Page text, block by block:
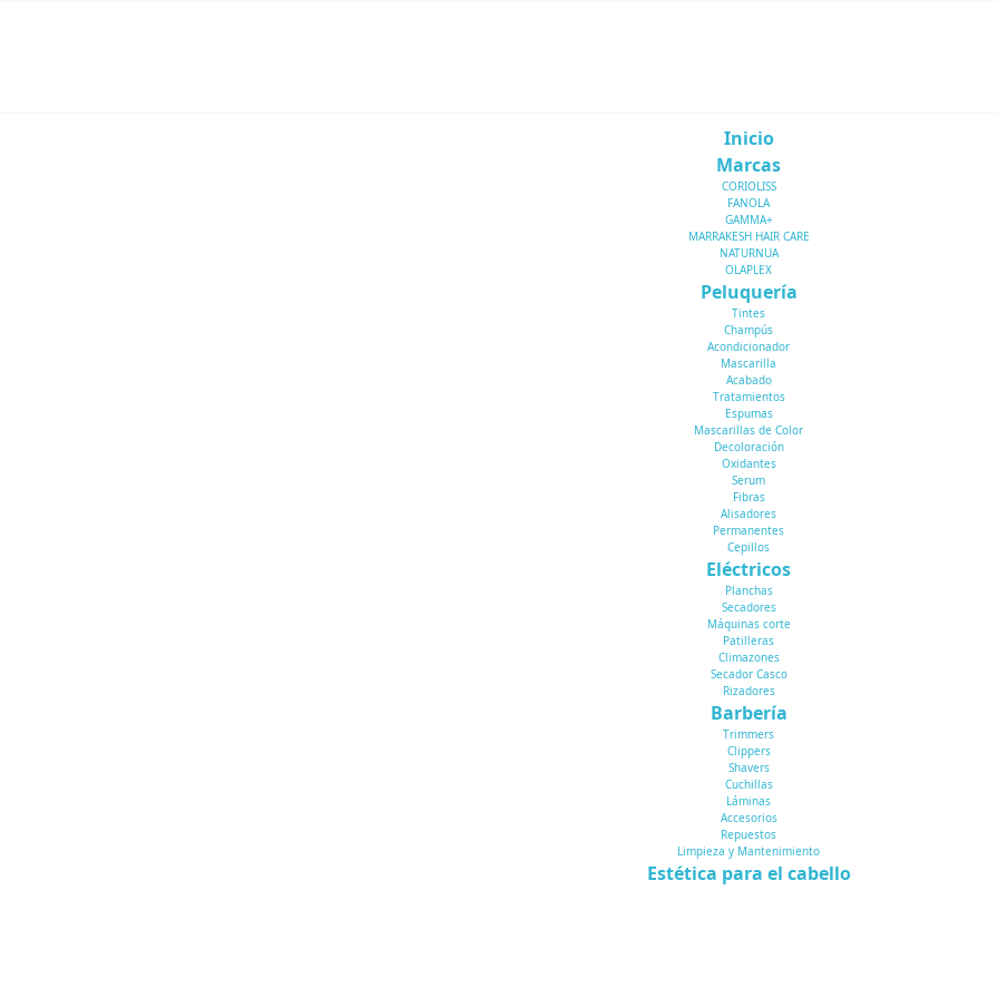
Inicio
Marcas
CORIOLISS
FANOLA
GAMMA+
MARRAKESH HAIR CARE
NATURNUA
OLAPLEX
Peluquería
Tintes
Champús
Acondicionador
Mascarilla
Acabado
Tratamientos
Espumas
Mascarillas de Color
Decoloración
Oxidantes
Serum
Fibras
Alisadores
Permanentes
Cepillos
Eléctricos
Planchas
Secadores
Máquinas corte
Patilleras
Climazones
Secador Casco
Rizadores
Barbería
Trimmers
Clippers
Shavers
Cuchillas
Láminas
Accesorios
Repuestos
Limpieza y Mantenimiento
Estética para el cabello